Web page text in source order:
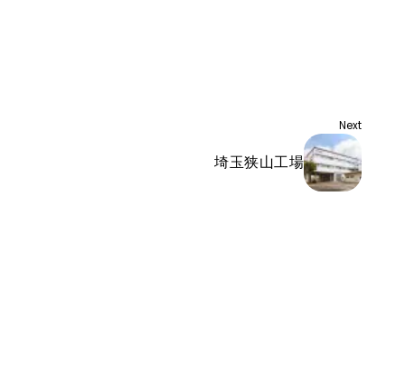
Next
埼玉狭山工場